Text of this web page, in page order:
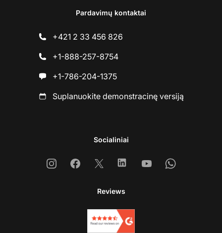
Pardavimų kontaktai
+421 2 33 456 826
+1-888-257-8754
+1-786-204-1375
Suplanuokite demonstracinę versiją
Socialiniai
InstagramFacebook
X LinkedinYoutubeWhatsapp
Reviews